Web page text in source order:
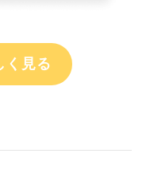
く見る